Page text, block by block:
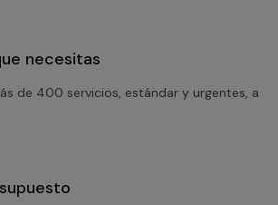
necesitas
de 400 servicios, estándar y urgentes, a